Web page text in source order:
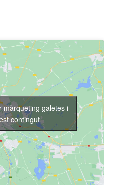
màrqueting galetes i
contingut